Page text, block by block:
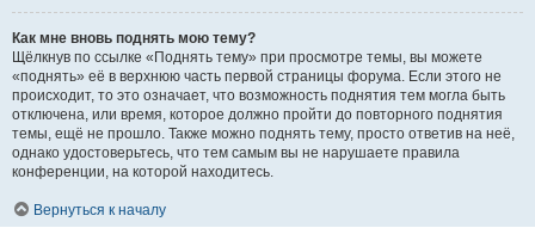
Как мне вновь поднять мою тему?
Щёлкнув по ссылке «Поднять тему» при просмотре темы, вы можете
«поднять» её в верхнюю часть первой страницы форума. Если этого не
происходит, то это означает, что возможность поднятия тем могла быть
отключена, или время, которое должно пройти до повторного поднятия
темы, ещё не прошло. Также можно поднять тему, просто ответив на неё,
однако удостоверьтесь, что тем самым вы не нарушаете правила
конференции, на которой находитесь.
Вернуться к началу